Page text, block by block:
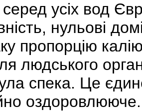
усіх вод
нульові
пропорцію
людського
спека. Це
оздоровлююче.